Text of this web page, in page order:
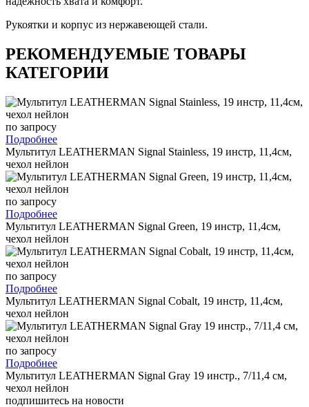
Рукоятки и корпус из нержавеющей стали.
РЕКОМЕНДУЕМЫЕ ТОВАРЫ
КАТЕГОРИИ
по запросу
Подробнее
Мультитул LEATHERMAN Signal Stainless, 19 инстр, 11,4см,
чехол нейлон
по запросу
Подробнее
Мультитул LEATHERMAN Signal Green, 19 инстр, 11,4см,
чехол нейлон
по запросу
Подробнее
Мультитул LEATHERMAN Signal Cobalt, 19 инстр, 11,4см,
чехол нейлон
по запросу
Подробнее
Мультитул LEATHERMAN Signal Gray 19 инстр., 7/11,4 см,
чехол нейлон
подпишитесь на новости